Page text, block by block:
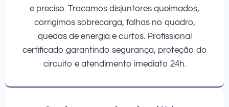
e preciso. Trocamos disjuntores queimados,
corrigimos sobrecarga, falhas no quadro,
quedas de energia e curtos. Profissional
certificado garantindo segurança, proteção do
circuito e atendimento imediato 24h.